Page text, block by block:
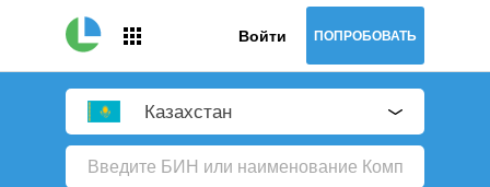
Войти ПОПРОБОВАТЬ
Казахстан